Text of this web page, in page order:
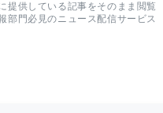
提供している記事をそのまま閲覧
部門必見のニュース配信サービス